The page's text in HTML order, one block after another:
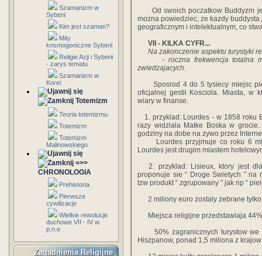
Szamanizm w
Syberii
Kim jest szaman?
Mity
kosmogoniczne Syberii
Religie Azji i Syberii
- zarys tematu
Szamanizm w
Korei
Totemizm
Teoria totemizmu
Totemizm
Totemizm
Malinowskiego
=>>
CHRONOLOGIA
Prehistoria
Pierwsze
cywilizacje
Wielkie rewolucje
duchowe VII - IV w.
p.n.e
Zagadnienia Religijne
Od swoich poczatkow Buddyzm
mozna powiedziec, ze kazdy
geograficznym i intelektualnym, co
VII - KILKA CYFR...
Na zakonczenie aspektu turystyki
- roczna frekwencja totalna
zwiedzajacych.
Sposrod 4 do 5 tysiecy miejsc
oficjalnej gestii Kosciola. Miasta, w
wiary w finanse.
1. przyklad: Lourdes - w 1858 roku
razy widziala Matke Boska w
godziny na dobe na zywo przez
Lourdes przyjmuje co roku 6
Lourdes jest drugim miastem
2. przyklad: Lisieux, ktory jest dla
proponuje sie “ Droge Swietych ”
tzw produkt “ zgrupowany ” jak np “
2 miliony euro zostaly zebrane tylko
Miejsca religijne przedstawiaja 44%
50% zagranicznych turystow we
Hiszpanow, ponad 1,5 miliona z